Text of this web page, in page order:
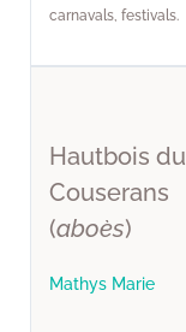
carnavals, festivals.
Hautbois du
Couserans
(aboès)
Mathys Marie